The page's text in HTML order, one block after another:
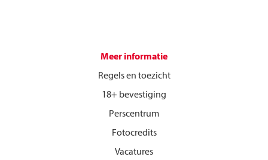
Meer informatie
Regels en toezicht
18+ bevestiging
Perscentrum
Fotocredits
Vacatures